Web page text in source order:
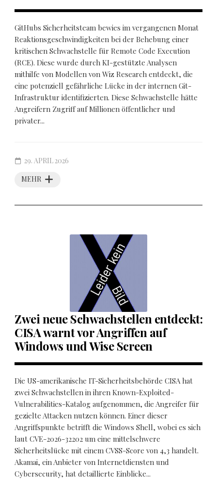
GitHubs Sicherheitsteam bewies im vergangenen Monat
Reaktionsgeschwindigkeiten bei der Behebung einer
kritischen Schwachstelle für Remote Code Execution
(RCE). Diese wurde durch KI-gestützte Analysen
mithilfe von Modellen von Wiz Research entdeckt, die
eine potenziell gefährliche Lücke in der internen Git-
Infrastruktur identifizierten. Diese Schwachstelle hätte
Angreifern Zugriff auf Millionen öffentlicher und
privater...
MEHR
29. APRIL 2026
Zwei neue Schwachstellen entdeckt:
CISA warnt vor Angriffen auf
Windows und Wise Screen
Die US-amerikanische IT-Sicherheitsbehörde CISA hat
zwei Schwachstellen in ihren Known-Exploited-
Vulnerabilities-Katalog aufgenommen, die Angreifer für
gezielte Attacken nutzen können. Einer dieser
Angriffspunkte betrifft die Windows Shell, wobei es sich
laut CVE-2026-32202 um eine mittelschwere
Sicherheitslücke mit einem CVSS-Score von 4,3 handelt.
Akamai, ein Anbieter von Internetdiensten und
Cybersecurity, hat detaillierte Einblicke...